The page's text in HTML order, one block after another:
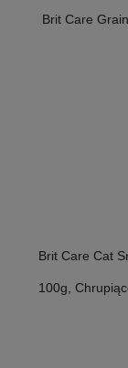
Brit Care
Brit Care Cat
100g,